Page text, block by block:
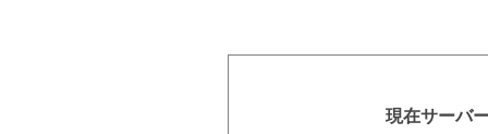
現在サーバ